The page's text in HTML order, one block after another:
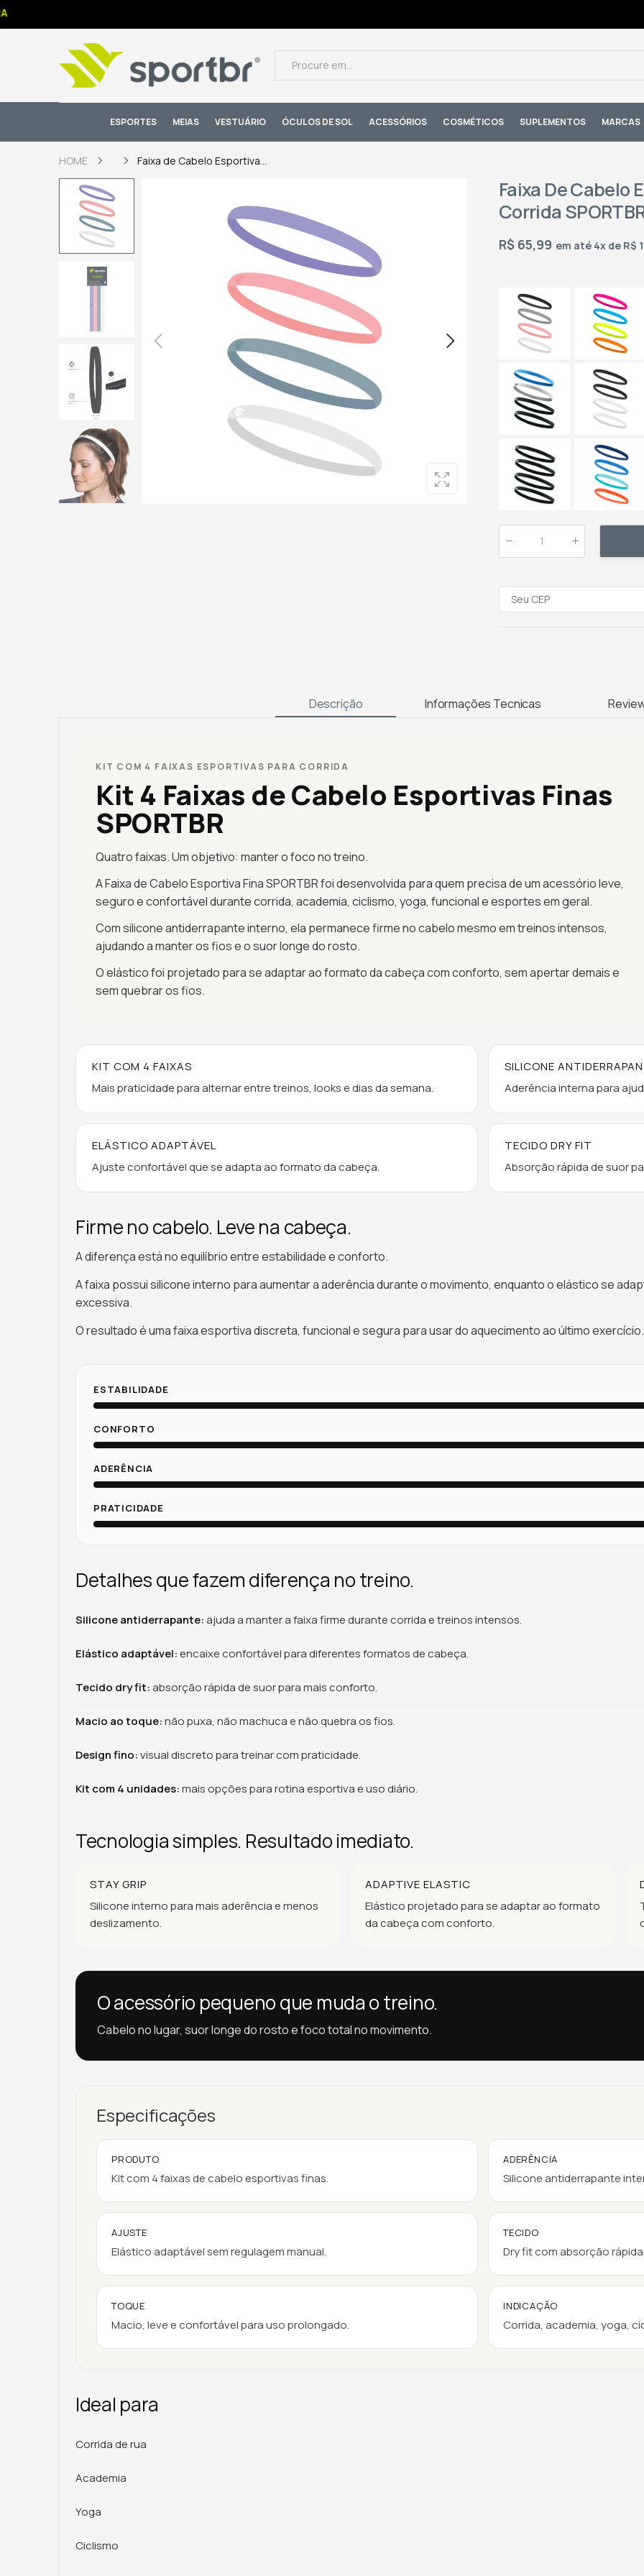
ESPORTES MEIAS VESTUÁRIO ÓCULOS DE SOL ACESSÓRIOS COSMÉTICOS SUPLEMENTOS MARCAS
HOME Faixa de Cabelo Esportiva...
Faixa De Cabelo
Corrida
R$ 65,99 em até 4x de R$
Descrição Informações Tecnicas
KIT COM 4 FAIXAS ESPORTIVAS PARA CORRIDA
Kit 4 Faixas de Cabelo Esportivas Finas
SPORTBR
Quatro faixas. Um objetivo: manter o foco no treino.
A Faixa de Cabelo Esportiva Fina SPORTBR foi desenvolvida para quem precisa de um acessório leve,
seguro e confortável durante corrida, academia, ciclismo, yoga, funcional e esportes em geral.
Com silicone antiderrapante interno, ela permanece firme no cabelo mesmo em treinos intensos,
ajudando a manter os fios e o suor longe do rosto.
O elástico foi projetado para se adaptar ao formato da cabeça com conforto, sem apertar demais e
sem quebrar os fios.
KIT COM 4 FAIXAS
Mais praticidade para alternar entre treinos, looks e dias da semana.
SILICONE
Aderência interna para
ELÁSTICO ADAPTÁVEL
Ajuste confortável que se adapta ao formato da cabeça.
TECIDO DRY FIT
Absorção rápida de suor
Firme no cabelo. Leve na cabeça.
A diferença está no equilíbrio entre estabilidade e conforto.
A faixa possui silicone interno para aumentar a aderência durante o movimento, enquanto o elástico se
excessiva.
O resultado é uma faixa esportiva discreta, funcional e segura para usar do aquecimento ao último exercício.
ESTABILIDADE
CONFORTO
ADERÊNCIA
PRATICIDADE
Detalhes que fazem diferença no treino.
Silicone antiderrapante:ajuda a manter a faixa firme durante corrida e treinos intensos.
Elástico adaptável:encaixe confortável para diferentes formatos de cabeça.
Tecido dry fit:absorção rápida de suor para mais conforto.
Macio ao toque:não puxa, não machuca e não quebra os fios.
Design fino:visual discreto para treinar com praticidade.
Kit com 4 unidades:mais opções para rotina esportiva e uso diário.
Tecnologia simples. Resultado imediato.
STAY GRIP
Silicone interno para mais aderência e menos
deslizamento.
ADAPTIVE ELASTIC
Elástico projetado para se adaptar ao formato
da cabeça com conforto.
O acessório pequeno que muda o treino.
Cabelo no lugar, suor longe do rosto e foco total no movimento.
Especificações
PRODUTO
Kit com 4 faixas de cabelo esportivas finas.
ADERÊNCIA
Silicone antiderrapante
AJUSTE
Elástico adaptável sem regulagem manual.
TECIDO
Dry fit com absorção
TOQUE
Macio, leve e confortável para uso prolongado.
INDICAÇÃO
Corrida, academia, yoga,
Ideal para
Corrida de rua
Academia
Yoga
Ciclismo